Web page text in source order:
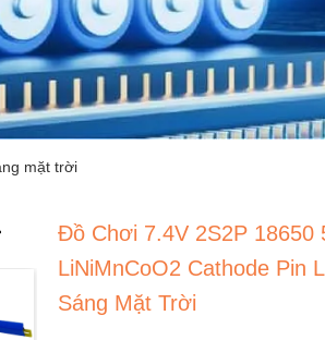
mặt trời
Đồ Chơi 7.4V 2S2P 18650
LiNiMnCoO2 Cathode Pin
Sáng Mặt Trời